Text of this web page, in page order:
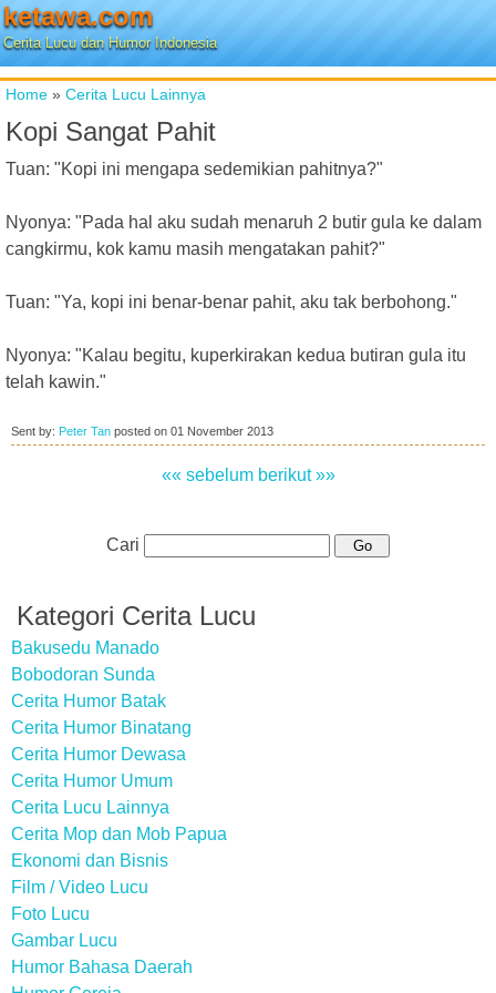
ketawa.com
Cerita Lucu dan Humor Indonesia
Home » Cerita Lucu Lainnya
Kopi Sangat Pahit
Tuan: "Kopi ini mengapa sedemikian pahitnya?"
Nyonya: "Pada hal aku sudah menaruh 2 butir gula ke dalam
cangkirmu, kok kamu masih mengatakan pahit?"
Tuan: "Ya, kopi ini benar-benar pahit, aku tak berbohong."
Nyonya: "Kalau begitu, kuperkirakan kedua butiran gula itu
telah kawin."
Sent by: Peter Tan posted on 01 November 2013
«« sebelum berikut »»
Cari
Kategori Cerita Lucu
Bakusedu Manado
Bobodoran Sunda
Cerita Humor Batak
Cerita Humor Binatang
Cerita Humor Dewasa
Cerita Humor Umum
Cerita Lucu Lainnya
Cerita Mop dan Mob Papua
Ekonomi dan Bisnis
Film / Video Lucu
Foto Lucu
Gambar Lucu
Humor Bahasa Daerah